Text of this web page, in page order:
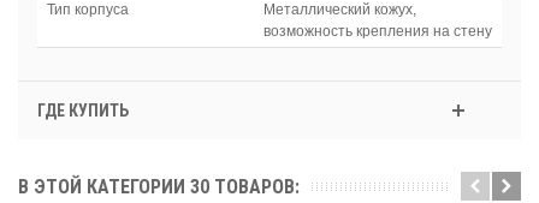
Тип корпуса
Металлический кожух,
возможность крепления на стену
ГДЕ КУПИТЬ
В ЭТОЙ КАТЕГОРИИ 30 ТОВАРОВ: